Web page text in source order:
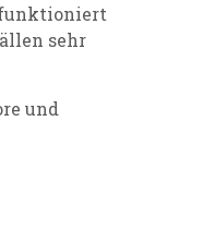
sehr
und